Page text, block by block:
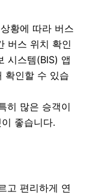
황에 따라 버스
버스 위치 확인
시스템(BIS) 앱
확인할 수 있습
히 많은 승객이
좋습니다.
고 편리하게 연